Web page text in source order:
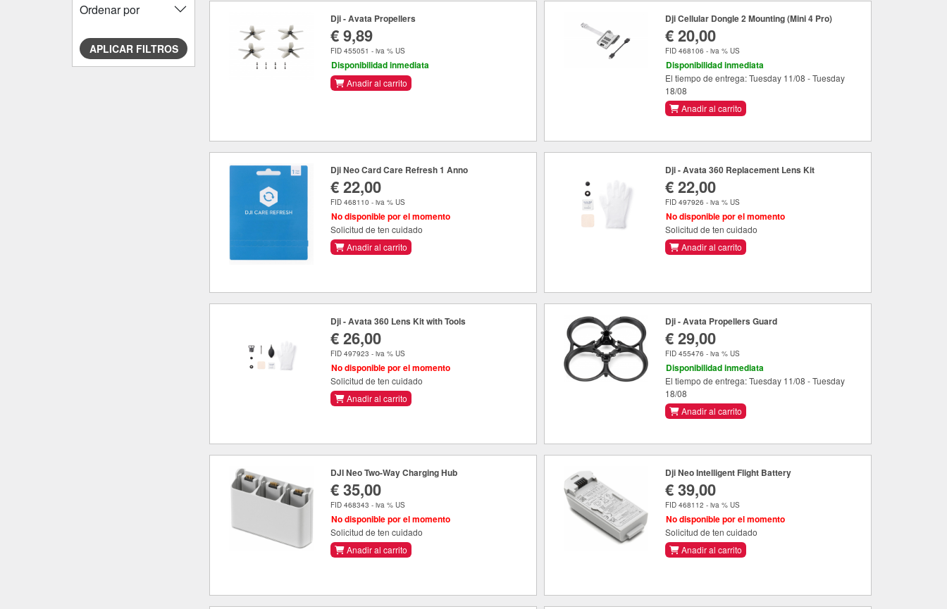
Ordenar por
APLICAR FILTROS
Dji - Avata Propellers
€ 9,89
FID 455051 - iva % US
Disponibilidad inmediata
Anadir al carrito
Dji Cellular Dongle 2 Mounting (Mini 4 Pro)
€ 20,00
FID 468106 - iva % US
Disponibilidad inmediata
El tiempo de entrega: Tuesday 11/08 - Tuesday
18/08
Anadir al carrito
Dji Neo Card Care Refresh 1 Anno
€ 22,00
FID 468110 - iva % US
No disponible por el momento
Solicitud de ten cuidado
Anadir al carrito
Dji - Avata 360 Replacement Lens Kit
€ 22,00
FID 497926 - iva % US
No disponible por el momento
Solicitud de ten cuidado
Anadir al carrito
Dji - Avata 360 Lens Kit with Tools
€ 26,00
FID 497923 - iva % US
No disponible por el momento
Solicitud de ten cuidado
Anadir al carrito
Dji - Avata Propellers Guard
€ 29,00
FID 455476 - iva % US
Disponibilidad inmediata
El tiempo de entrega: Tuesday 11/08 - Tuesday
18/08
Anadir al carrito
DJI Neo Two-Way Charging Hub
€ 35,00
FID 468343 - iva % US
No disponible por el momento
Solicitud de ten cuidado
Anadir al carrito
Dji Neo Intelligent Flight Battery
€ 39,00
FID 468112 - iva % US
No disponible por el momento
Solicitud de ten cuidado
Anadir al carrito